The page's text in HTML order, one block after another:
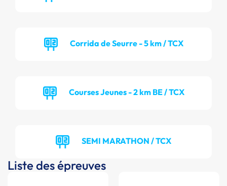
Corrida de Seurre - 5 km / TCX
Courses Jeunes - 2 km BE / TCX
SEMI MARATHON / TCX
Liste des épreuves